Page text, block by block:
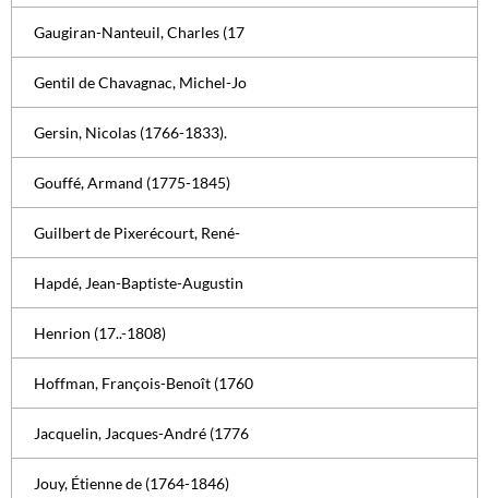
Gaugiran-Nanteuil, Charles (17
Gentil de Chavagnac, Michel-Jo
Gersin, Nicolas (1766-1833).
Gouffé, Armand (1775-1845)
Guilbert de Pixerécourt, René-
Hapdé, Jean-Baptiste-Augustin
Henrion (17..-1808)
Hoffman, François-Benoît (1760
Jacquelin, Jacques-André (1776
Jouy, Étienne de (1764-1846)